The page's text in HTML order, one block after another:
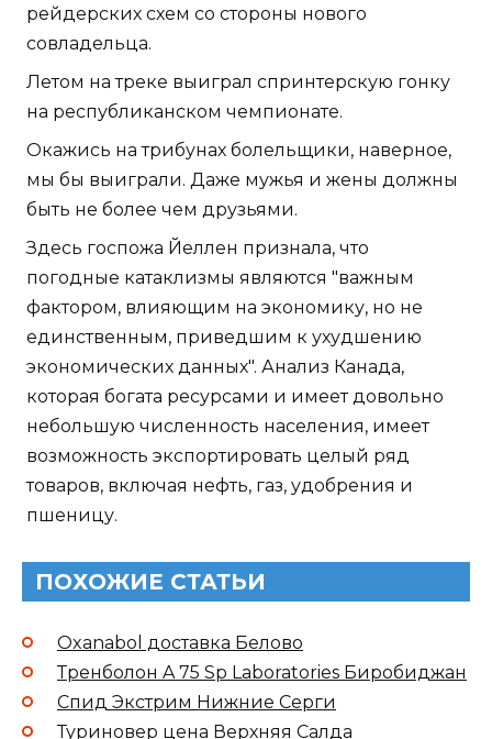
рейдерских схем со стороны нового
совладельца.
Летом на треке выиграл спринтерскую гонку
на республиканском чемпионате.
Окажись на трибунах болельщики, наверное,
мы бы выиграли. Даже мужья и жены должны
быть не более чем друзьями.
Здесь госпожа Йеллен признала, что
погодные катаклизмы являются "важным
фактором, влияющим на экономику, но не
единственным, приведшим к ухудшению
экономических данных". Анализ Канада,
которая богата ресурсами и имеет довольно
небольшую численность населения, имеет
возможность экспортировать целый ряд
товаров, включая нефть, газ, удобрения и
пшеницу.
ПОХОЖИЕ СТАТЬИ
Oxanabol доставка Белово
Тренболон A 75 Sp Laboratories Биробиджан
Спид Экстрим Нижние Серги
Туриновер цена Верхняя Салда